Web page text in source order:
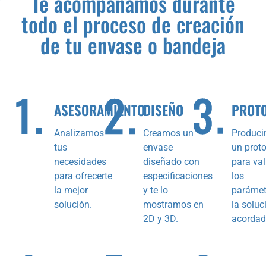
todo el proceso de creación
de tu envase o bandeja
ASESORAMIENTO
Analizamos
tus
necesidades
para ofrecerte
la mejor
solución.
DISEÑO
Creamos un
envase
diseñado con
especificaciones
y te lo
mostramos en
2D y 3D.
un
para
los
la